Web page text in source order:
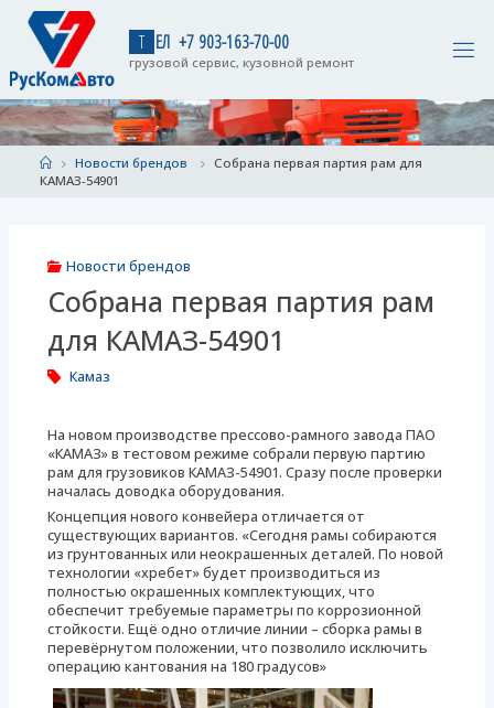
content
Т ЕЛ +7 903-163-70-00
грузовой сервис, кузовной ремонт
HomeНовости брендов
Собрана первая партия рам для
КАМАЗ-54901
Новости брендов
Собрана первая партия рам
для КАМАЗ-54901
Камаз
На новом производстве прессово-рамного завода ПАО
«КАМАЗ» в тестовом режиме собрали первую партию
рам для грузовиков КАМАЗ-54901. Сразу после проверки
началась доводка оборудования.
Концепция нового конвейера отличается от
существующих вариантов. «Cегодня рамы собираются
из грунтованных или неокрашенных деталей. По новой
технологии «хребет» будет производиться из
полностью окрашенных комплектующих, что
обеспечит требуемые параметры по коррозионной
стойкости. Ещё одно отличие линии – сборка рамы в
перевёрнутом положении, что позволило исключить
операцию кантования на 180 градусов»